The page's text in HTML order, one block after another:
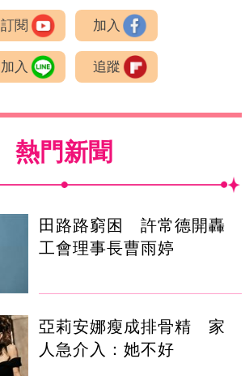
訂閱 加入
加入 追蹤
熱門新聞
田路路窮困 許常德開轟
工會理事長曹雨婷
亞莉安娜瘦成排骨精 家
人急介入：她不好